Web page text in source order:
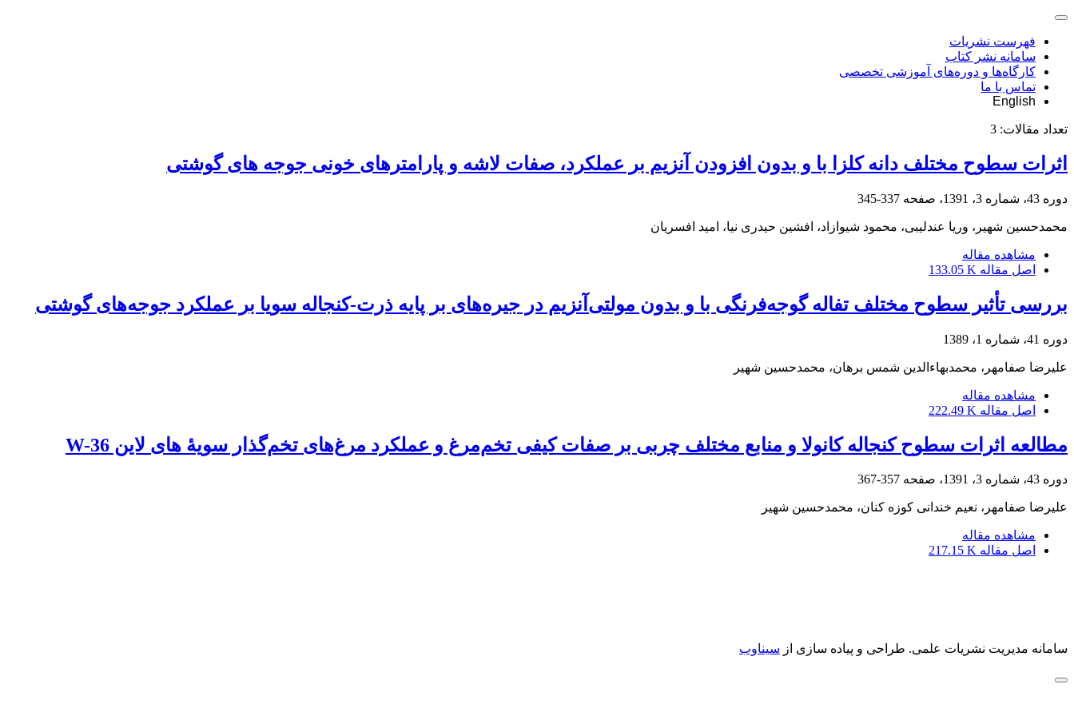
فهرست نشریات
سامانه نشر کتاب
کارگاه‌ها و دوره‌های آموزشی تخصصی
تماس با ما
English
تعداد مقالات: 3
اثرات سطوح مختلف دانه کلزا با و بدون افزودن آنزیم بر عملکرد، صفات لاشه و پارامترهای خونی جوجه های گوشتی
دوره 43، شماره 3، 1391، صفحه 337-345
محمدحسین شهیر، وریا عندلیبی، محمود شیوازاد، افشین حیدری نیا، امید افسریان
مشاهده مقاله
اصل مقاله 133.05 K
بررسی تأثیر سطوح مختلف تفاله گوجه‌فرنگی با و بدون مولتی‌آنزیم در جیره‌‌های‌ بر پایه ذرت-کنجاله سویا‌ بر عملکرد جوجه‌‌های‌ گوشتی
دوره 41، شماره 1، 1389
علیرضا صفامهر، محمدبهاءالدین شمس برهان، محمدحسین شهیر
مشاهده مقاله
اصل مقاله 222.49 K
مطالعه اثرات سطوح کنجاله کانولا و منابع مختلف چربی بر صفات کیفی تخم‌مرغ و عملکرد مرغ‌های تخم‌گذار سویۀ های لاین W-36
دوره 43، شماره 3، 1391، صفحه 357-367
علیرضا صفامهر، نعیم خندانی کوزه کنان، محمدحسین شهیر
مشاهده مقاله
اصل مقاله 217.15 K
سامانه مدیریت نشریات علمی. طراحی و پیاده سازی از سیناوب